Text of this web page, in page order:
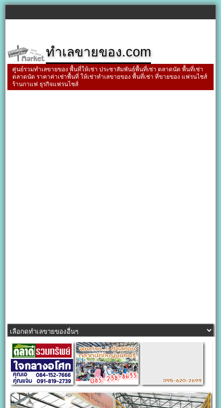
ทำเลขายของ.com
ศูนย์รวมทำเลขายของ พื้นที่ให้เช่า ประชาสัมพันธ์พื้นที่เช่า ตลาดนัด พื้นที่เช่า
ตลาดนัด ราคาค่าเช่าพื้นที่ ให้เช่าทำเลขายของ พื้นที่เช่า ที่ขายของ แฟรนไชส์
ร้านกาแฟ ธุรกิจแฟรนไชส์